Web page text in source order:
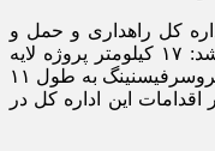
کل راهداری و حمل و
نقل جاده‌ای ایلام در سال جاری یادآور شد: ۱۷ کیلومتر پروژه لایه
حفاظتی (فوگسیل) و عملیات اجرای میکروسرفیسنینگ به طول ۱۱
این اداره کل در